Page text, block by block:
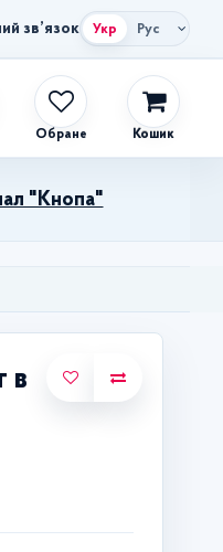
зв’язок Укр Рус
Обране Кошик
"Кнопа"
в